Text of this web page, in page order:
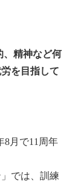
精神など何
を目指して
8月で11周年
では、訓練